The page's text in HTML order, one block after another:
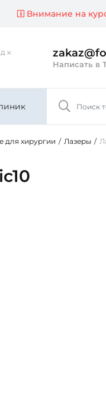
Внимание на
к
Написать в
для хирургии / Лазеры /